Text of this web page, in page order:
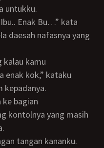
untukku.
daesah nafasnya yang
enak kok,” kataku
kepadanya.
kontolnya yang masih